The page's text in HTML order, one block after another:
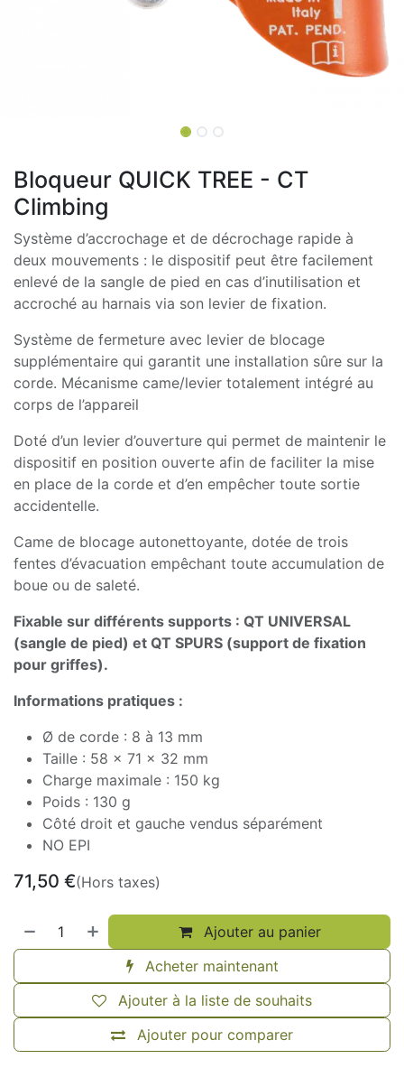
Bloqueur QUICK TREE - CT
Climbing
Système d’accrochage et de décrochage rapide à
deux mouvements : le dispositif peut être facilement
enlevé de la sangle de pied en cas d’inutilisation et
accroché au harnais via son levier de fixation.
Système de fermeture avec levier de blocage
supplémentaire qui garantit une installation sûre sur la
corde. Mécanisme came/levier totalement intégré au
corps de l’appareil
Doté d’un levier d’ouverture qui permet de maintenir le
dispositif en position ouverte afin de faciliter la mise
en place de la corde et d’en empêcher toute sortie
accidentelle.
Came de blocage autonettoyante, dotée de trois
fentes d’évacuation empêchant toute accumulation de
boue ou de saleté.
Fixable sur différents supports : QT UNIVERSAL
(sangle de pied) et QT SPURS (support de fixation
pour griffes).
Informations pratiques :
Ø de corde : 8 à 13 mm
Taille : 58 x 71 x 32 mm
Charge maximale : 150 kg
Poids : 130 g
Côté droit et gauche vendus séparément
NO EPI
71,50 €(Hors taxes)
Ajouter au panier
Acheter maintenant
Ajouter pour comparer
Ajouter à la liste de souhaits